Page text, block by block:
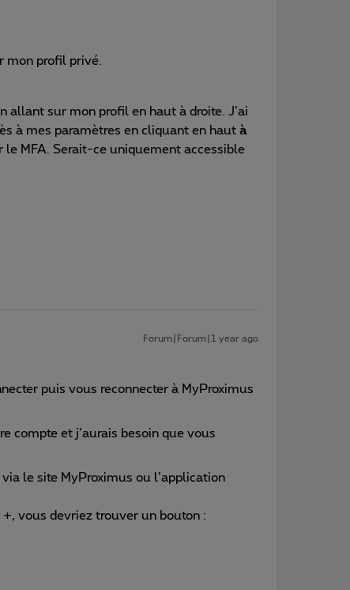
mon profil privé.
allant sur mon profil en haut à droite. J’ai
à mes paramètres en cliquant en haut à
le MFA. Serait-ce uniquement accessible
Forum|Forum|1 year ago
puis vous reconnecter à MyProximus
compte et j’aurais besoin que vous
le site MyProximus ou l’application
vous devriez trouver un bouton :